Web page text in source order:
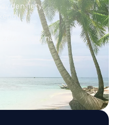
den: lety,
záleží, vždy na